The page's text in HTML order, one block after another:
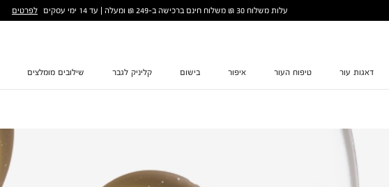
עלות משלוח 30 ₪ משלוח חינם ברכישה ב-249 ₪ ומעלה | עד 14 ימי עסקים לפרטים
דאגות עור טיפוח העור איפור בישום קליניק לגבר שילובים מומלצים